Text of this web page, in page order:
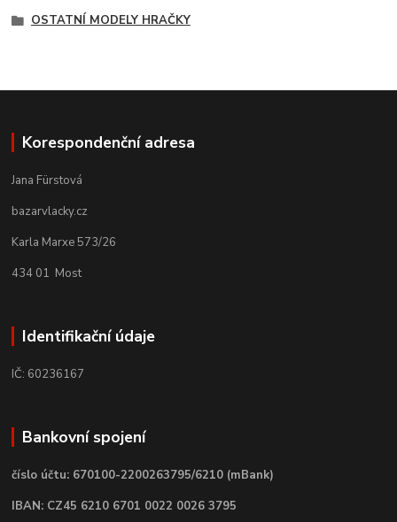
OSTATNÍ MODELY HRAČKY
Korespondenční adresa
Jana Fürstová
bazarvlacky.cz
Karla Marxe 573/26
434 01 Most
Identifikační údaje
IČ: 60236167
Bankovní spojení
číslo účtu: 670100-2200263795/6210 (mBank)
IBAN: CZ45 6210 6701 0022 0026 3795